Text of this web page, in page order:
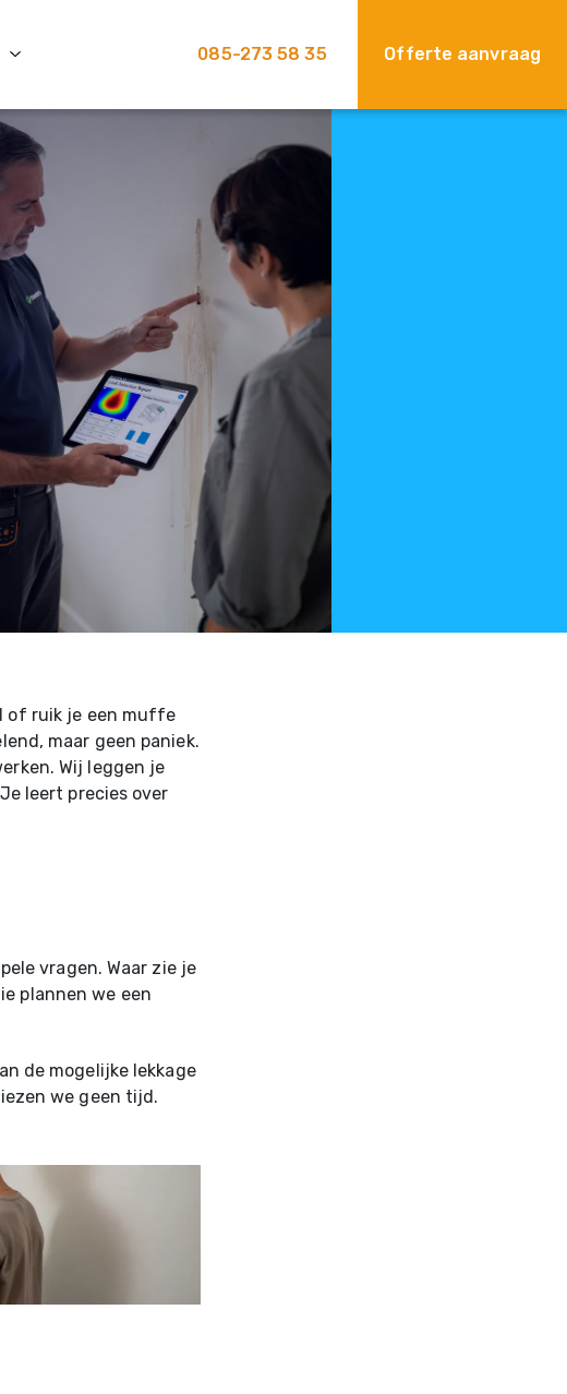
085-273 58 35 Offerte aanvraag
of ruik je een muffe
maar geen paniek.
Wij leggen je
leert precies over
vragen. Waar zie je
plannen we een
de mogelijke lekkage
we geen tijd.